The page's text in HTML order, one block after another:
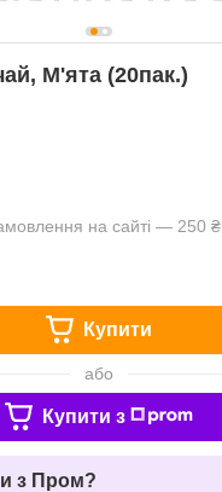
М'ята (20пак.)
на сайті — 250 ₴
Купити
або
Купити з
з Пром?